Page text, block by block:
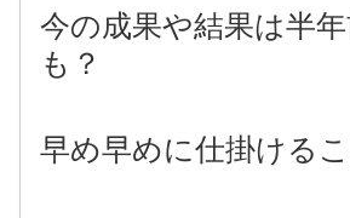
今の成果や結果は半
も？
早め早めに仕掛けるこ